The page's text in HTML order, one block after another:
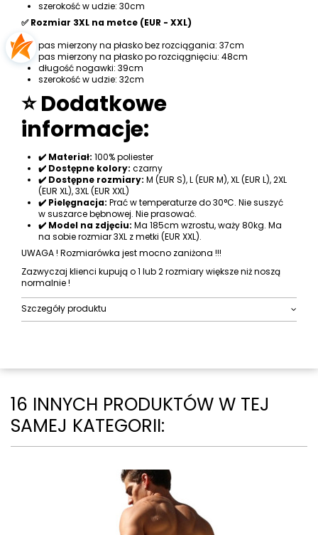
szerokość w udzie: 30cm
✅ Rozmiar 3XL na metce (EUR - XXL)
pas mierzony na płasko bez rozciągania: 37cm
pas mierzony na płasko po rozciągnięciu: 48cm
długość nogawki: 39cm
szerokość w udzie: 32cm
⭐ Dodatkowe
informacje:
✔️ Materiał: 100% poliester
✔️ Dostępne kolory: czarny
✔️ Dostępne rozmiary: M (EUR S), L (EUR M), XL (EUR L), 2XL
(EUR XL), 3XL (EUR XXL)
✔️ Pielęgnacja: Prać w temperaturze do 30°C. Nie suszyć
w suszarce bębnowej. Nie prasować.
✔️ Model na zdjęciu: Ma 185cm wzrostu, waży 80kg. Ma
na sobie rozmiar 3XL z metki (EUR XXL).
UWAGA ! Rozmiarówka jest mocno zaniżona !!!
Zazwyczaj klienci kupują o 1 lub 2 rozmiary większe niż noszą
normalnie !
Szczegóły produktu
16 INNYCH PRODUKTÓW W TEJ
SAMEJ KATEGORII: